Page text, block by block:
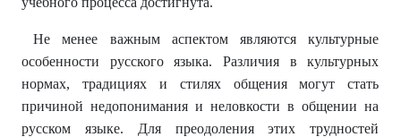
Не менее важным аспектом являются культурные
особенности русского языка. Различия в культурных
нормах, традициях и стилях общения могут стать
причиной недопонимания и неловкости в общении на
русском языке. Для преодоления этих трудностей